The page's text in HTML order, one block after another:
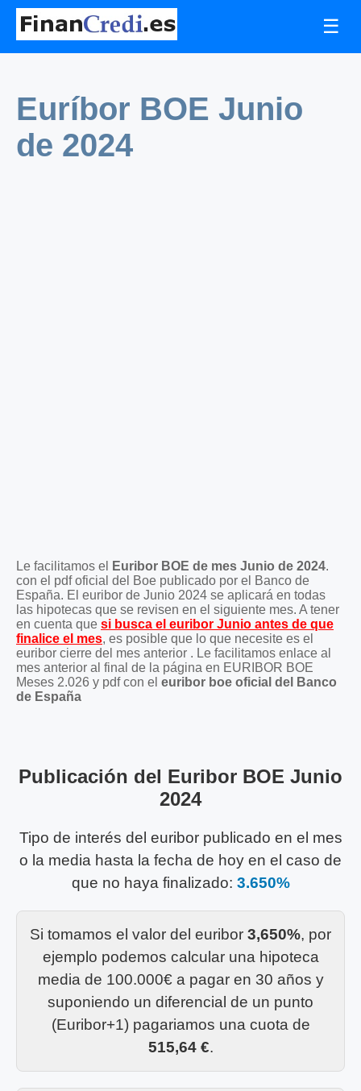
☰
Euríbor BOE Junio
de 2024
Le facilitamos el Euribor BOE de mes Junio de 2024.
con el pdf oficial del Boe publicado por el Banco de
España. El euribor de Junio 2024 se aplicará en todas
las hipotecas que se revisen en el siguiente mes. A tener
en cuenta que si busca el euribor Junio antes de que
finalice el mes, es posible que lo que necesite es el
euribor cierre del mes anterior . Le facilitamos enlace al
mes anterior al final de la página en EURIBOR BOE
Meses 2.026 y pdf con el euribor boe oficial del Banco
de España
Publicación del Euribor BOE Junio
2024
Tipo de interés del euribor publicado en el mes
o la media hasta la fecha de hoy en el caso de
que no haya finalizado: 3.650%
Si tomamos el valor del euribor 3,650%, por
ejemplo podemos calcular una hipoteca
media de 100.000€ a pagar en 30 años y
suponiendo un diferencial de un punto
(Euribor+1) pagariamos una cuota de
515,64 €.